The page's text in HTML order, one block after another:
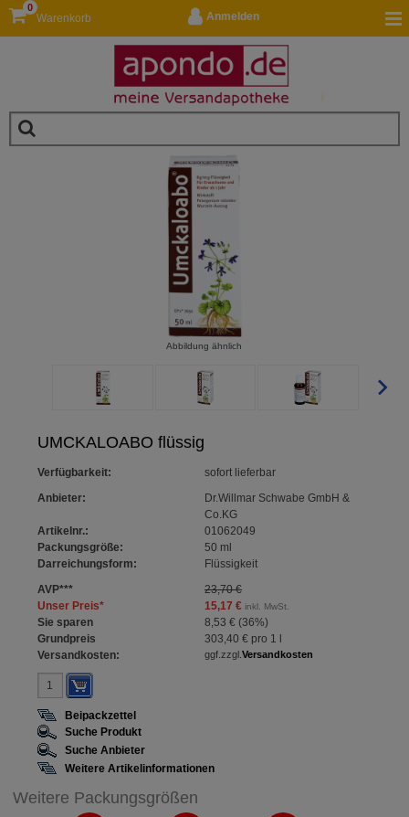
Anmelden
Warenkorb
0
UMCKALOABO flüssig
Verfügbarkeit:
sofort lieferbar
Anbieter:
Dr.Willmar Schwabe GmbH &
Co.KG
Artikelnr.:
01062049
Packungsgröße:
50 ml
Darreichungsform:
Flüssigkeit
AVP***
23,70 €
Unser Preis* 15,17 €inkl. MwSt.
Sie sparen 8,53 € (36%)
Grundpreis
303,40 €pro 1 l
Versandkosten:
ggf.zzgl. Versandkosten
Abbildung ähnlich
Beipackzettel
Suche Produkt
Suche Anbieter
Weitere Artikelinformationen
Weitere Packungsgrößen